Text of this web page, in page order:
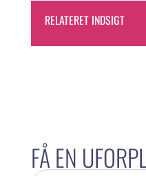
RELATERET INDSIGT
FÅ EN